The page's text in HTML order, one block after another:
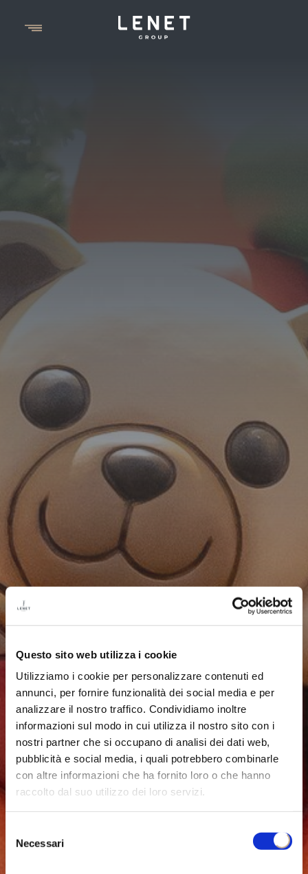
Questo sito web utilizza i cookie
Utilizziamo i cookie per personalizzare contenuti ed
annunci, per fornire funzionalità dei social media e per
analizzare il nostro traffico. Condividiamo inoltre
informazioni sul modo in cui utilizza il nostro sito con i
nostri partner che si occupano di analisi dei dati web,
pubblicità e social media, i quali potrebbero combinarle
con altre informazioni che ha fornito loro o che hanno
raccolto dal suo utilizzo dei loro servizi.
delNecessari